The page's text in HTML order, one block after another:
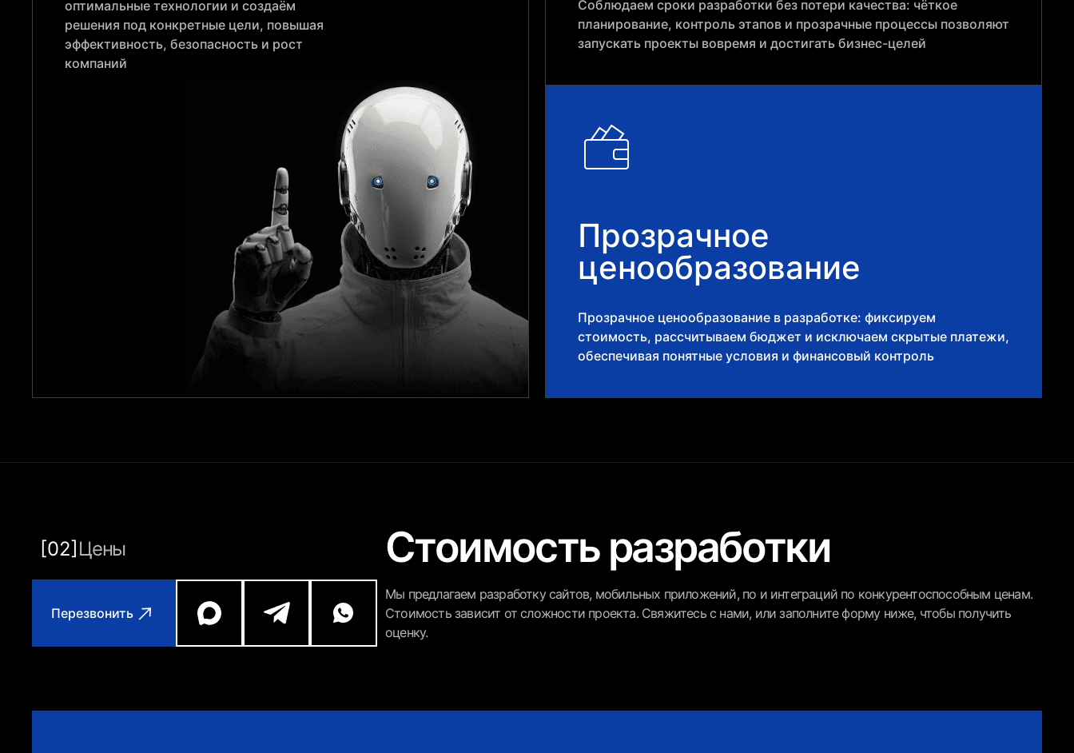
оптимальные технологии и создаём
решения под конкретные цели, повышая
эффективность, безопасность и рост
компаний
Соблюдаем сроки разработки без потери качества: чёткое
планирование, контроль этапов и прозрачные процессы позволяют
запускать проекты вовремя и достигать бизнес-целей
Прозрачное
ценообразование
Прозрачное ценообразование в разработке: фиксируем
стоимость, рассчитываем бюджет и исключаем скрытые платежи,
обеспечивая понятные условия и финансовый контроль
[02] Цены
Перезвонить
Стоимость разработки
Мы предлагаем разработку сайтов, мобильных приложений, по и интеграций по конкурентоспособным ценам.
Стоимость зависит от сложности проекта. Свяжитесь с нами, или заполните форму ниже, чтобы получить
оценку.